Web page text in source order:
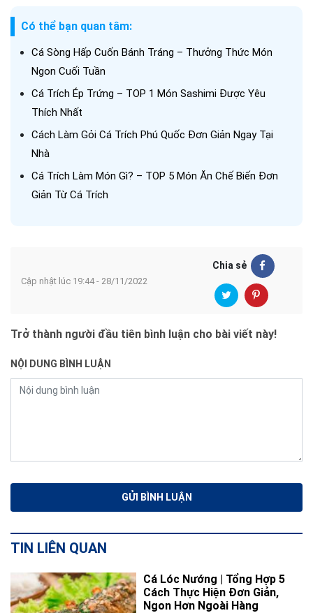
Có thể bạn quan tâm:
Cá Sòng Hấp Cuốn Bánh Tráng – Thưởng Thức Món
Ngon Cuối Tuần
Cá Trích Ép Trứng – TOP 1 Món Sashimi Được Yêu
Thích Nhất
Cách Làm Gỏi Cá Trích Phú Quốc Đơn Giản Ngay Tại
Nhà
Cá Trích Làm Món Gì? – TOP 5 Món Ăn Chế Biến Đơn
Giản Từ Cá Trích
Cập nhật lúc 19:44 - 28/11/2022
Chia sẻ
Trở thành người đầu tiên bình luận cho bài viết này!
NỘI DUNG BÌNH LUẬN
TIN LIÊN QUAN
Cá Lóc Nướng | Tổng Hợp 5
Cách Thực Hiện Đơn Giản,
Ngon Hơn Ngoài Hàng